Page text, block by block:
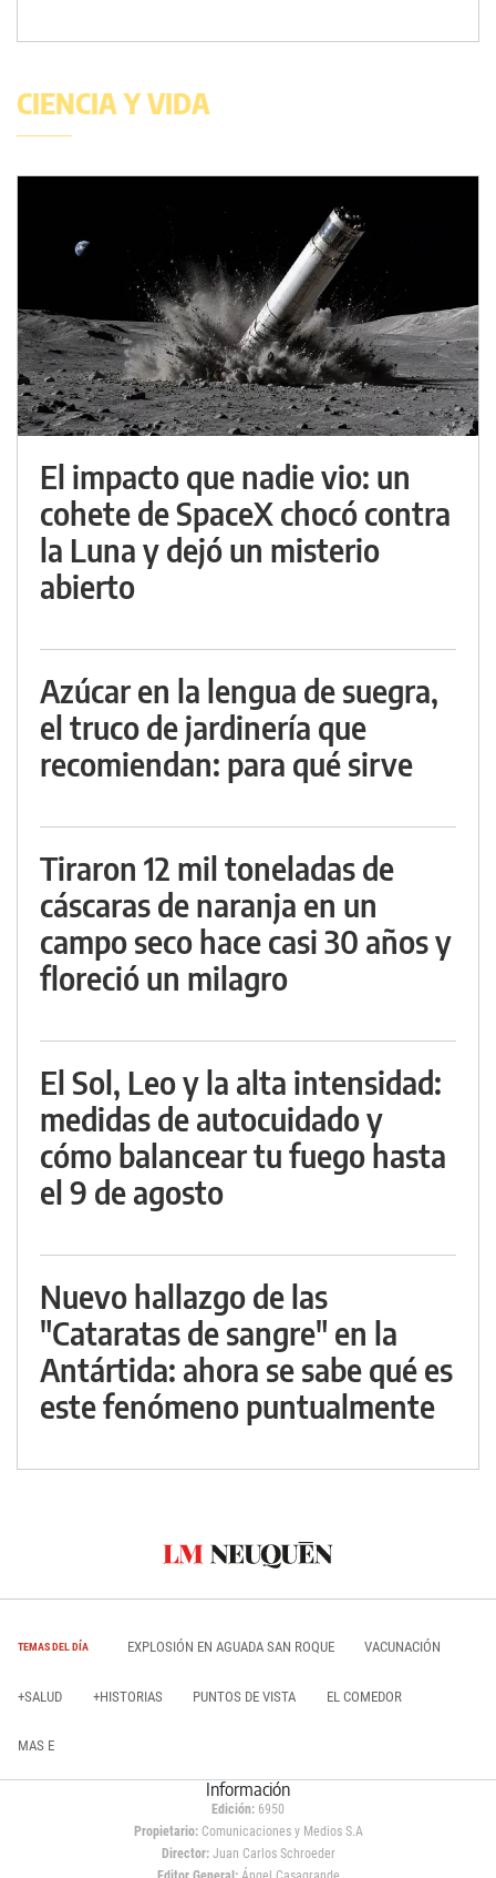
CIENCIA Y VIDA
El impacto que nadie vio: un
cohete de SpaceX chocó contra
la Luna y dejó un misterio
abierto
Azúcar en la lengua de suegra,
el truco de jardinería que
recomiendan: para qué sirve
Tiraron 12 mil toneladas de
cáscaras de naranja en un
campo seco hace casi 30 años y
floreció un milagro
El Sol, Leo y la alta intensidad:
medidas de autocuidado y
cómo balancear tu fuego hasta
el 9 de agosto
Nuevo hallazgo de las
"Cataratas de sangre" en la
Antártida: ahora se sabe qué es
este fenómeno puntualmente
TEMAS DEL DÍA EXPLOSIÓN EN AGUADA SAN ROQUE VACUNACIÓN
+SALUD +HISTORIAS PUNTOS DE VISTA EL COMEDOR
MAS E
Información
Edición: 6950
Propietario:Comunicaciones y Medios S.A
Director: Juan Carlos Schroeder